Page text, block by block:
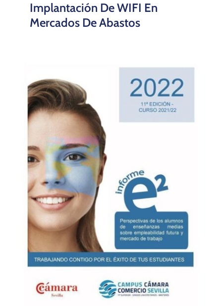
Implantación De WIFI En
Mercados De Abastos